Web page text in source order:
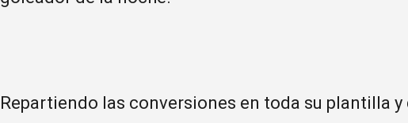
Repartiendo las conversiones en toda su plantilla y